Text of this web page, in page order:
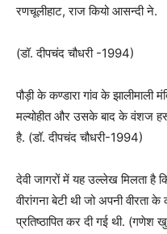
रणचूलीहाट, राज कियो आसन्दी ने.
(डॉ. दीपचंद चौधरी -1994)
पौड़ी के कण्डारा गांव के झालीमाली
मल्योहीत और उसके बाद के वंशज
है. (डॉ. दीपचंद चौधरी-1994)
देवी जागरों में यह उल्लेख मिलता है
वीरांगना बेटी थी जो अपनी वीरता
प्रतिष्ठापित कर दी गई थी. (गणेश